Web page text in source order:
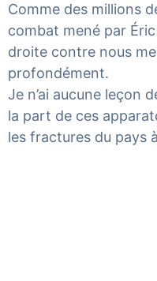
Comme des millions
combat mené par
droite contre nous
profondément.
Je n’ai aucune leçon
la part de ces
les fractures du pays